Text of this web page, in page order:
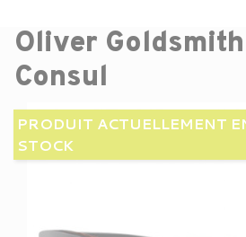
Oliver
Consul
PRODUIT ACTUELLEMENT
STOCK